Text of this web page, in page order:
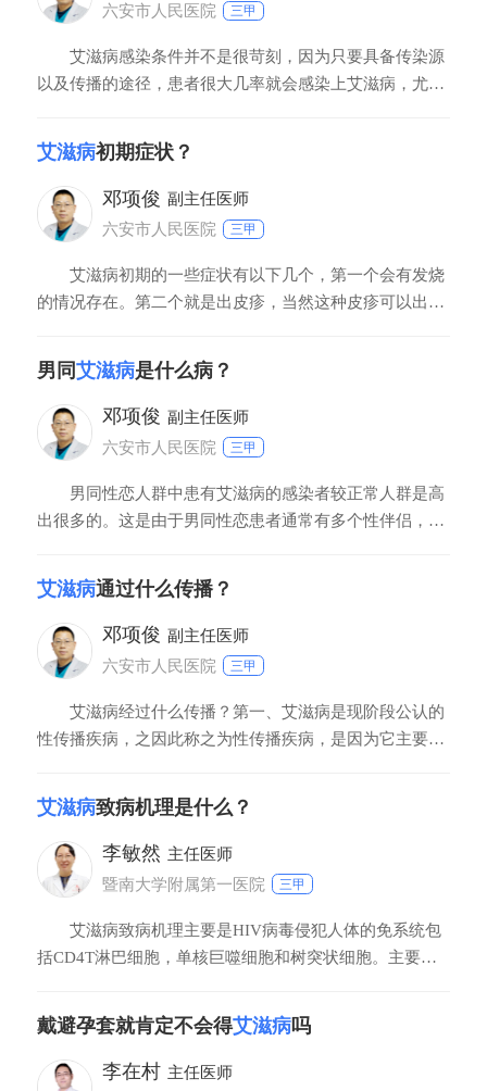
六安市人民医院 三甲
艾滋病感染条件并不是很苛刻，因为只要具备传染源
以及传播的途径，患者很大几率就会感染上艾滋病，尤其
过各种传播方式艾滋病病毒进入到人体，它会在人体潜伏
很长的一段时间，等到人体免疫机能慢慢衰弱才会爆发。
1、艾滋病没有治愈好之前不能和任何人发生性关系，因
艾滋病初期症状？
邓项俊 副主任医师
六安市人民医院
三甲
艾滋病初期的一些症状有以下几个，第一个会有发烧
的情况存在。第二个就是出皮疹，当然这种皮疹可以出目
个方面是人，没有精神，没有力气。现阶段所说的这些症
状并不是确定的，绝对的。因为艾滋病的确诊并不是根据
症状的症状，只是一个辅助判断的标准，需要经过艾滋病
男同艾滋病是什么病？
邓项俊 副主任医师
六安市人民医院
三甲
男同性恋人群中患有艾滋病的感染者较正常人群是高
出很多的。这是由于男同性恋患者通常有多个性伴侣，性
容易导致皮肤和粘膜的破损使得艾滋病病毒更容易感染对
方。因此在男同性恋人群中，艾滋病患病的感染力和较女
童和正常人群是高出很多的。因此在男同性恋人群中要发
艾滋病通过什么传播？
邓项俊 副主任医师
六安市人民医院
三甲
艾滋病经过什么传播？第一、艾滋病是现阶段公认的
性传播疾病，之因此称之为性传播疾病，是因为它主要的
最高。第二、艾滋病还可以经过直接输入血制品进行传
播。第三、母婴垂直传播，指的是母亲本身有艾滋病，造
成出生的婴儿感染艾滋病，这就是所谓的母婴垂直传播。
第
艾滋病致病机理是什么？
李敏然 主任医师
暨南大学附属第一医院
三甲
艾滋病致病机理主要是HIV病毒侵犯人体的免系统包
括CD4T淋巴细胞，单核巨噬细胞和树突状细胞。主要表
缺陷以及各种机会性感染和肿瘤发生，HIV进入人体后，
在24到48小时达到局部淋巴结，五天左右在外周血中可以
检测到病毒成分，进而产生病毒血症导
戴避孕套就肯定不会得艾滋病吗
李在村 主任医师